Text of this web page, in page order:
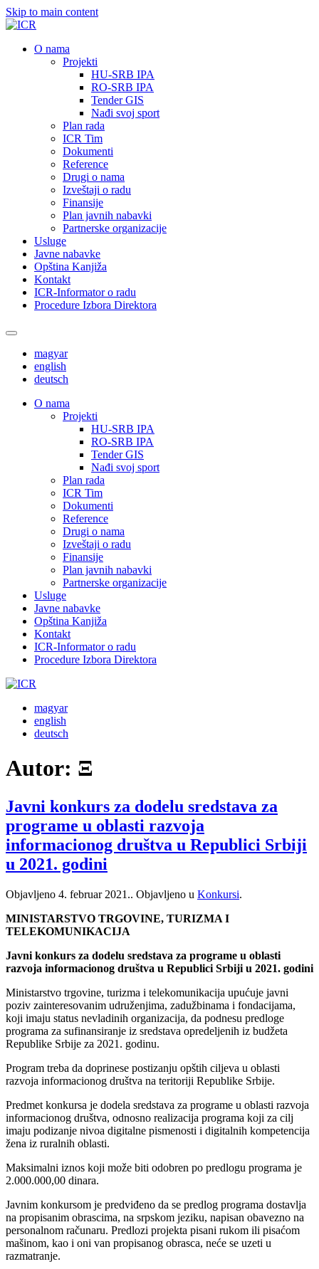
Skip to main content
О nama
Projekti
HU-SRB IPA
RO-SRB IPA
Tender GIS
Nađi svoj sport
Plan rada
ICR Tim
Dokumenti
Reference
Drugi o nama
Izveštaji o radu
Finansije
Plan javnih nabavki
Partnerske organizacije
Usluge
Javne nabavke
Opština Kanjiža
Kontakt
ICR-Informator o radu
Procedure Izbora Direktora
magyar
english
deutsch
О nama
Projekti
HU-SRB IPA
RO-SRB IPA
Tender GIS
Nađi svoj sport
Plan rada
ICR Tim
Dokumenti
Reference
Drugi o nama
Izveštaji o radu
Finansije
Plan javnih nabavki
Partnerske organizacije
Usluge
Javne nabavke
Opština Kanjiža
Kontakt
ICR-Informator o radu
Procedure Izbora Direktora
magyar
english
deutsch
Autor: Ξ
Javni konkurs za dodelu sredstava za
programe u oblasti razvoja
informacionog društva u Republici Srbiji
u 2021. godini
Objavljeno 4. februar 2021.. Objavljeno u Konkursi.
MINISTARSTVO TRGOVINE, TURIZMA I
TELEKOMUNIKACIJA
Javni konkurs za dodelu sredstava za programe u oblasti
razvoja informacionog društva u Republici Srbiji u 2021. godini
Ministarstvo trgovine, turizma i telekomunikacija upućuje javni
poziv zainteresovanim udruženjima, zadužbinama i fondacijama,
koji imaju status nevladinih organizacija, da podnesu predloge
programa za sufinansiranje iz sredstava opredeljenih iz budžeta
Republike Srbije za 2021. godinu.
Program treba da doprinese postizanju opštih ciljeva u oblasti
razvoja informacionog društva na teritoriji Republike Srbije.
Predmet konkursa je dodela sredstava za programe u oblasti razvoja
informacionog društva, odnosno realizacija programa koji za cilj
imaju podizanje nivoa digitalne pismenosti i digitalnih kompetencija
žena iz ruralnih oblasti.
Maksimalni iznos koji može biti odobren po predlogu programa je
2.000.000,00 dinara.
Javnim konkursom je predviđeno da se predlog programa dostavlja
na propisanim obrascima, na srpskom jeziku, napisan obavezno na
personalnom računaru. Predlozi projekta pisani rukom ili pisaćom
mašinom, kao i oni van propisanog obrasca, neće se uzeti u
razmatranje.